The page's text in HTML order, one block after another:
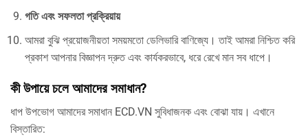
গতি এবং সফলতা প্রক্রিয়ায়
আমরা বুঝি প্রয়োজনীয়তা সময়মতো ডেলিভারি বাণিজ্যে। তাই আমরা নিশ্চিত করি
প্রকাশ আপনার বিজ্ঞাপন দ্রুত এবং কার্যকরভাবে, ধরে রেখে মান সব ধাপে।
কী উপায়ে চলে আমাদের সমাধান?
ধাপ উপভোগ আমাদের সমাধান ECD.VN সুবিধাজনক এবং বোঝা যায়। এখানে
বিস্তারিত: